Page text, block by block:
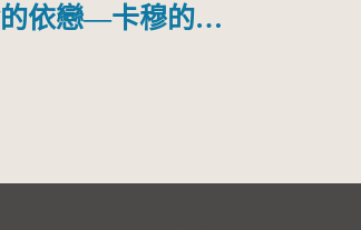
依戀—卡穆的馬